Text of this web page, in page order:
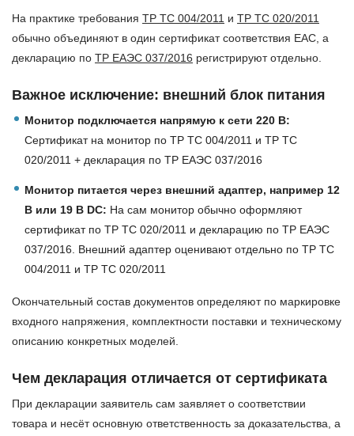
На практике требования ТР ТС 004/2011 и ТР ТС 020/2011
обычно объединяют в один сертификат соответствия EAC, а
декларацию по ТР ЕАЭС 037/2016 регистрируют отдельно.
Важное исключение: внешний блок питания
Монитор подключается напрямую к сети 220 В:
Сертификат на монитор по ТР ТС 004/2011 и ТР ТС
020/2011 + декларация по ТР ЕАЭС 037/2016
Монитор питается через внешний адаптер, например 12
В или 19 В DC: На сам монитор обычно оформляют
сертификат по ТР ТС 020/2011 и декларацию по ТР ЕАЭС
037/2016. Внешний адаптер оценивают отдельно по ТР ТС
004/2011 и ТР ТС 020/2011
Окончательный состав документов определяют по маркировке
входного напряжения, комплектности поставки и техническому
описанию конкретных моделей.
Чем декларация отличается от сертификата
При декларации заявитель сам заявляет о соответствии
товара и несёт основную ответственность за доказательства, а